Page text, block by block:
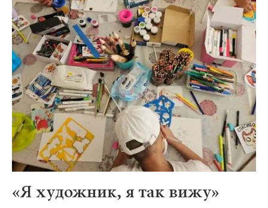
«Я художник, я так вижу»